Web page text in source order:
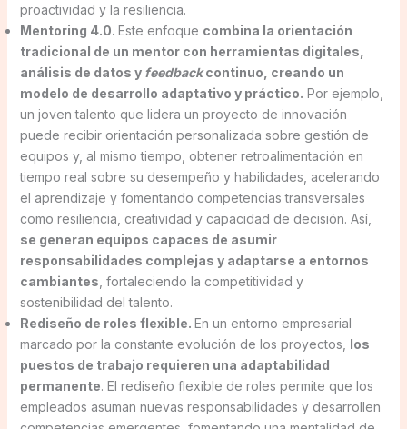
proactividad y la resiliencia.
Mentoring 4.0. Este enfoque combina la orientación
tradicional de un mentor con herramientas digitales,
análisis de datos y feedbackcontinuo, creando un
modelo de desarrollo adaptativo y práctico. Por ejemplo,
un joven talento que lidera un proyecto de innovación
puede recibir orientación personalizada sobre gestión de
equipos y, al mismo tiempo, obtener retroalimentación en
tiempo real sobre su desempeño y habilidades, acelerando
el aprendizaje y fomentando competencias transversales
como resiliencia, creatividad y capacidad de decisión. Así,
se generan equipos capaces de asumir
responsabilidades complejas y adaptarse a entornos
cambiantes , fortaleciendo la competitividad y
sostenibilidad del talento.
Rediseño de roles flexible. En un entorno empresarial
marcado por la constante evolución de los proyectos, los
puestos de trabajo requieren una adaptabilidad
permanente. El rediseño flexible de roles permite que los
empleados asuman nuevas responsabilidades y desarrollen